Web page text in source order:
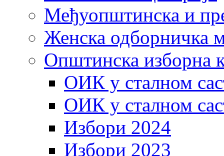
Међуопштинска и
Женска одборничка
Општинска изборна
ОИК у сталном
ОИК у сталном
Избори 2024
Избори 2023